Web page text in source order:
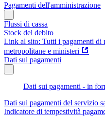
Pagamenti dell'amministrazione
Flussi di cassa
Stock del debito
Link al sito: Tutti i pagamenti di
metropolitane e ministeri
Dati sui pagamenti
Dati sui pagamenti - in
Dati sui pagamenti del servizio
Indicatore di tempestività